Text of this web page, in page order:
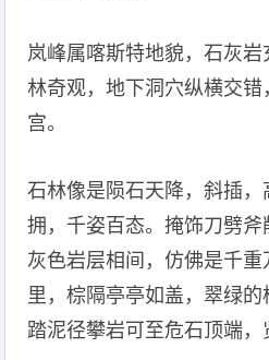
岚峰属喀斯特地貌，石灰
林奇观，地下洞穴纵横交
宫。
石林像是陨石天降，斜插
拥，千姿百态。掩饰刀劈
灰色岩层相间，仿佛是千
里，棕隔亭亭如盖，翠绿的
踏泥径攀岩可至危石顶端，